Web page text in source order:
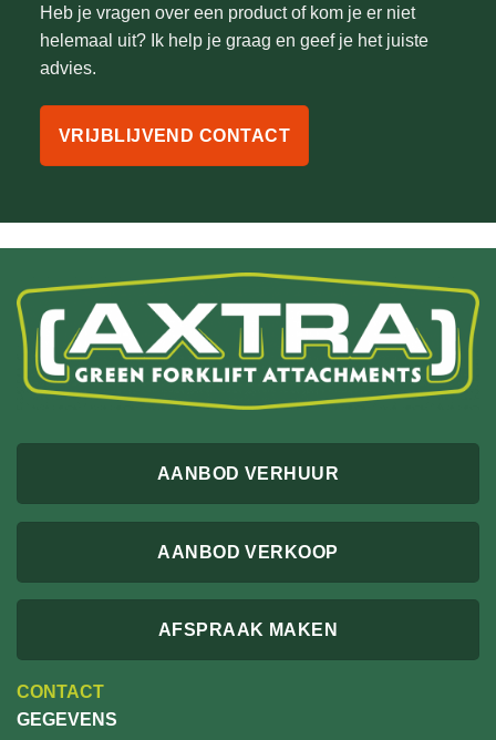
Heb je vragen over een product of kom je er niet
helemaal uit? Ik help je graag en geef je het juiste
advies.
VRIJBLIJVEND CONTACT
AANBOD VERHUUR
AANBOD VERKOOP
AFSPRAAK MAKEN
CONTACT
GEGEVENS